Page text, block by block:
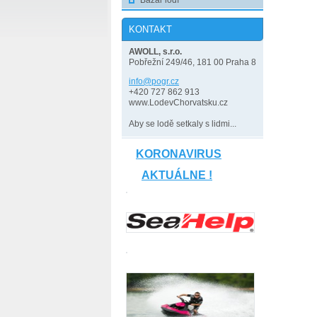
KONTAKT
AWOLL, s.r.o.
Pobřežní 249/46, 181 00 Praha 8
info@pogr.cz
+420 727 862 913
www.LodevChorvatsku.cz
Aby se lodě setkaly s lidmi...
KORONAVIRUS
AKTUÁLNE !